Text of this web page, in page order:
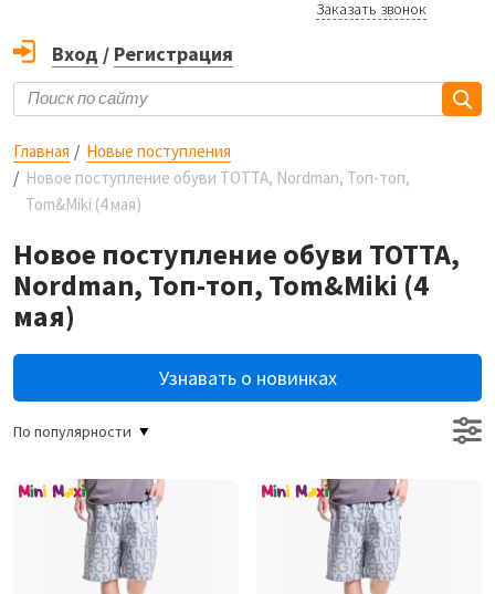
Заказать звонок
Вход / Регистрация
Главная
Новые поступления
Новое поступление обуви ТОТТА, Nordman, Топ-топ,
Tom&Miki (4 мая)
Новое поступление обуви ТОТТА,
Nordman, Топ-топ, Tom&Miki (4
мая)
Узнавать о новинках
По популярности